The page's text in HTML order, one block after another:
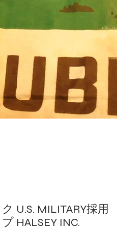
U.S. MILITARY採用
HALSEY INC.